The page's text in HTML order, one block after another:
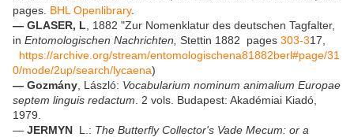
pages. BHL Openlibrary.
— GLASER, L , 1882 "Zur Nomenklatur des deutschen Tagfalter,
in Entomologischen Nachrichten, Stettin 1882 pages 303-317,
https://archive.org/stream/entomologischena81882berl#page/31
0/mode/2up/search/lycaena)
— Gozmány , László: Vocabularium nominum animalium Europae
septem linguis redactum
2 vols. Budapest: Akadémiai Kiadó,
1979.
— JERMYN L.: The Butterfly Collector's Vade Mecum: or a